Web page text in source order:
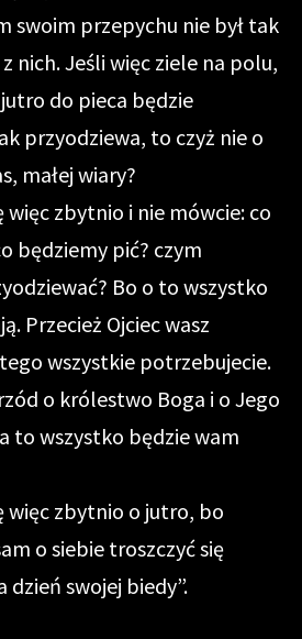
swoim przepychu nie był tak
nich. Jeśli więc ziele na polu,
do pieca będzie
przyodziewa, to czyż nie o
małej wiary?
więc zbytnio i nie mówcie: co
będziemy pić? czym
Bo o to wszystko
Przecież Ojciec wasz
wszystkie potrzebujecie.
o królestwo Boga i o Jego
to wszystko będzie wam
więc zbytnio o jutro, bo
o siebie troszczyć się
dzień swojej biedy”.